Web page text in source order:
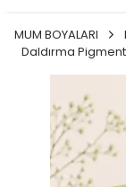
MUM BOYALARI
Daldırma